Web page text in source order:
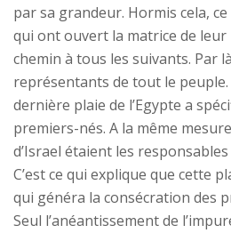
par sa grandeur. Hormis cela,
qui ont ouvert la matrice de leur
chemin à tous les suivants. Par
représentants de tout le peuple.
dernière plaie de l’Egypte a
premiers-nés. A la même
d’Israel étaient les
C’est ce qui explique que cette
qui généra la consécration des
Seul l’anéantissement de